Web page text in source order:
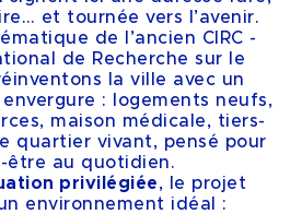
et tournée vers l’avenir.
de l’ancien CIRC -
de Recherche sur le
la ville avec un
: logements neufs,
maison médicale, tiers-
quartier vivant, pensé pour
être au quotidien.
privilégiée, le projet
environnement idéal :